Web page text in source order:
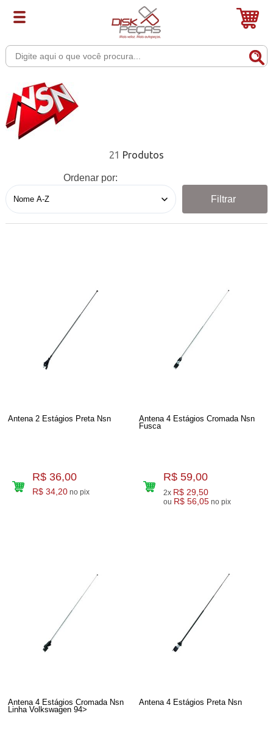
21
Ordenar por:
Filtrar
Antena 2 Estágios Preta Nsn
R$ 36,00
R$ 34,20 no pix
Antena 4 Estágios Cromada Nsn
Fusca
R$ 59,00
2x R$ 29,50
ou R$ 56,05 no pix
Antena 4 Estágios Cromada Nsn
Linha Volkswagen 94>
Antena 4 Estágios Preta Nsn